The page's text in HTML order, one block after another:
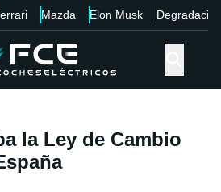
Mazda Elon Musk Degradación
la Ley de Cambio